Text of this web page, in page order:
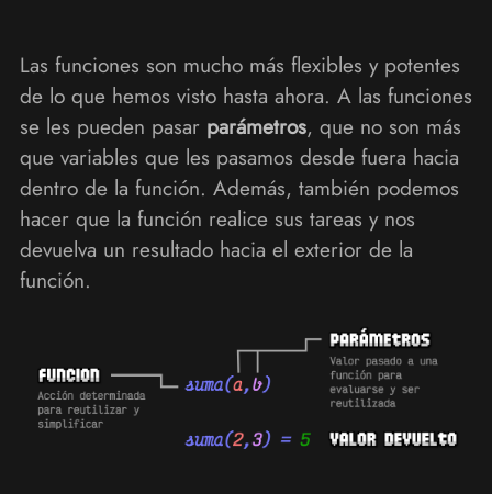
Las funciones son mucho más flexibles y potentes
de lo que hemos visto hasta ahora. A las funciones
se les pueden pasar parámetros, que no son más
que variables que les pasamos desde fuera hacia
dentro de la función. Además, también podemos
hacer que la función realice sus tareas y nos
devuelva un resultado hacia el exterior de la
función.